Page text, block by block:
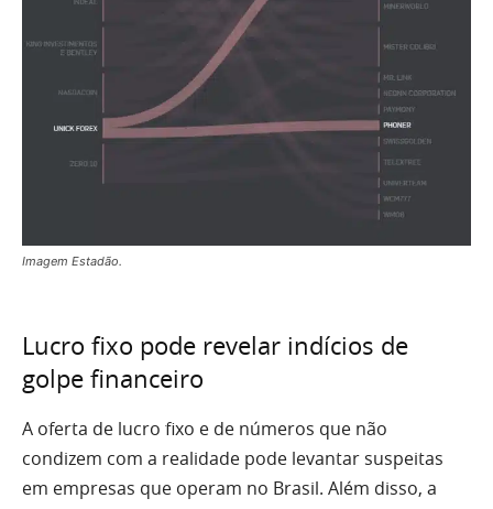
Imagem Estadão.
Lucro fixo pode revelar indícios de
golpe financeiro
A oferta de lucro fixo e de números que não
condizem com a realidade pode levantar suspeitas
em empresas que operam no Brasil. Além disso, a